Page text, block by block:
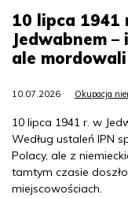
10 lipca 1941
Jedwabnem
ale
10.07.2026 Okupacja
10 lipca 1941 r. w
Według ustaleń IPN
Polacy, ale z
tamtym czasie
miejscowościach.